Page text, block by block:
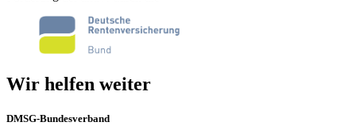
Wir helfen weiter
DMSG-Bundesverband